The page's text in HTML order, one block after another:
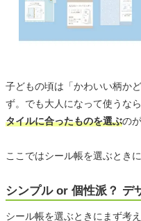
子どもの頃は「かわいい柄か
ず。でも大人になって使うなら
タイルに合ったものを選ぶの
ここではシール帳を選ぶとき
シンプル or 個性派？ デ
シール帳を選ぶときにまず考